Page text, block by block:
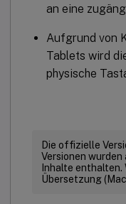
an eine
Aufgrund von
Tablets wird
physische
Die offizielle
Versionen
Inhalte
Übersetzung